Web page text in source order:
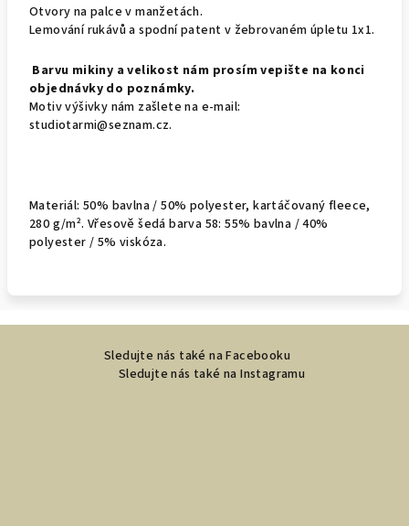
Otvory na palce v manžetách.
Lemování rukávů a spodní patent v žebrovaném úpletu 1x1.
Barvu mikiny a velikost nám prosím vepište na konci
objednávky do poznámky.
Motiv výšivky nám zašlete na e-mail:
studiotarmi@seznam.cz.
Materiál: 50% bavlna / 50% polyester, kartáčovaný fleece,
280 g/m². Vřesově šedá barva 58: 55% bavlna / 40%
polyester / 5% viskóza.
Sledujte nás také na Facebooku
Sledujte nás také na Instagramu